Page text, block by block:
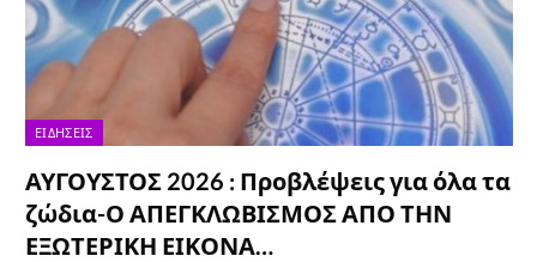
ΕΙΔΉΣΕΙΣ
ΑΥΓΟΥΣΤΟΣ 2026 : Προβλέψεις για όλα τα
ζώδια-Ο ΑΠΕΓΚΛΩΒΙΣΜΟΣ ΑΠΟ ΤΗΝ
ΕΞΩΤΕΡΙΚΗ ΕΙΚΟΝΑ…